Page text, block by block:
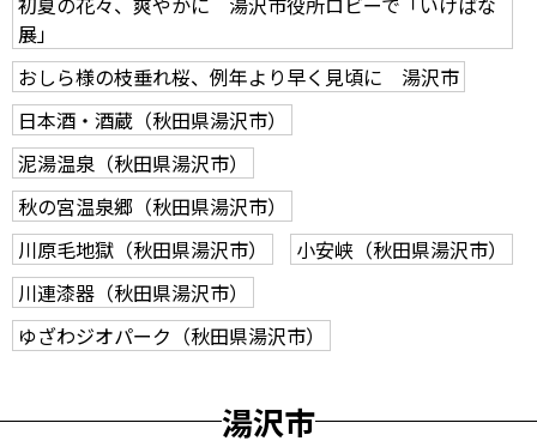
展」
おしら様の枝垂れ桜、例年より早く見頃に 湯沢市
日本酒・酒蔵（秋田県湯沢市）
泥湯温泉（秋田県湯沢市）
秋の宮温泉郷（秋田県湯沢市）
川原毛地獄（秋田県湯沢市）
小安峡（秋田県湯沢市）
川連漆器（秋田県湯沢市）
ゆざわジオパーク（秋田県湯沢市）
湯沢市